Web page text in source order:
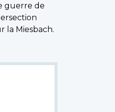
guerre de
la Miesbach.